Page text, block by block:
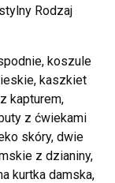
Rodzaj
koszule
kaszkiet
kapturem,
z ćwiekami
skóry, dwie
z dzianiny,
kurtka damska,